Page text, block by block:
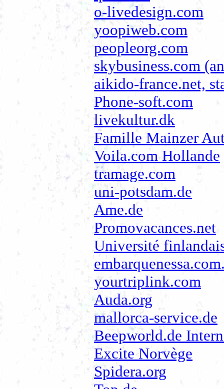
o-livedesign.com
yoopiweb.com
peopleorg.com
skybusiness.com
aikido-france.net,
Phone-soft.com
livekultur.dk
Famille Mainzer
Voila.com Hollande
tramage.com
uni-potsdam.de
Ame.de
Promovacances.net
Université
yourtriplink.com
Auda.org
mallorca-service.de
Beepworld.de
Excite Norvège
Spidera.org